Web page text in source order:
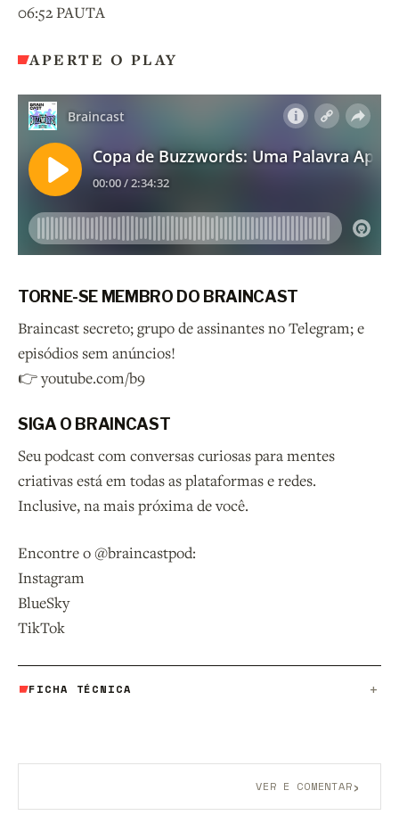
06:52 PAUTA
APERTE O PLAY
TORNE-SE MEMBRO DO BRAINCAST
Braincast secreto; grupo de assinantes no Telegram; e
episódios sem anúncios!
👉 youtube.com/b9
SIGA O BRAINCAST
Seu podcast com conversas curiosas para mentes
criativas está em todas as plataformas e redes.
Inclusive, na mais próxima de você.
Encontre o @braincastpod:
Instagram
BlueSky
TikTok
FICHA TÉCNICA
VER E COMENTAR›